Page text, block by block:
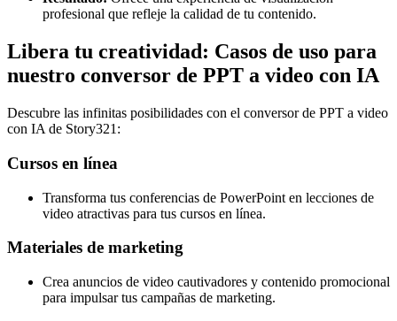
profesional que refleje la calidad de tu contenido.
Libera tu creatividad: Casos de uso para
nuestro conversor de PPT a video con IA
Descubre las infinitas posibilidades con el conversor de PPT a video
con IA de Story321:
Cursos en línea
Transforma tus conferencias de PowerPoint en lecciones de
video atractivas para tus cursos en línea.
Materiales de marketing
Crea anuncios de video cautivadores y contenido promocional
para impulsar tus campañas de marketing.